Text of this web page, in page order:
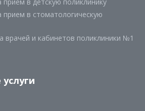
прием в стоматологическую
врачей и кабинетов поликлиники №1